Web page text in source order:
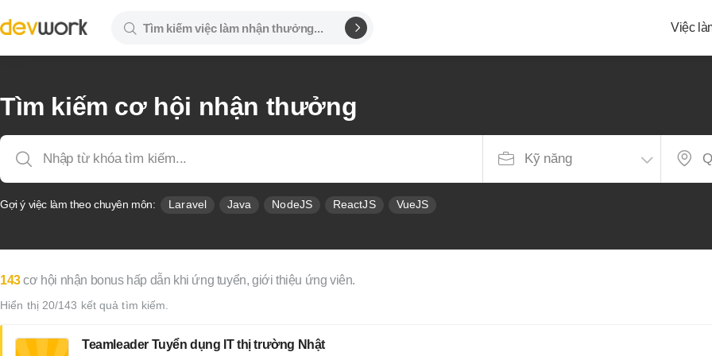
Việc
Tìm kiếm cơ hội nhận thưởng
Gợi ý việc làm theo chuyên môn: Laravel Java NodeJS ReactJS VueJS
143cơ hội nhận bonus hấp dẫn khi ứng tuyển, giới thiệu ứng viên.
Hiển thị 20/143 kết quả tìm kiếm.
Teamleader Tuyển dụng IT thị trường Nhật